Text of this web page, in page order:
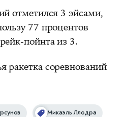
отметился 3 эйсами,
77 процентов
пойнта из 3.
ракетка соревнований
Микаэль Ллодра